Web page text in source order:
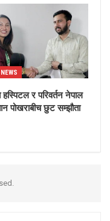
हस्पिटल र परिवर्तन नेपाल
पोखराबीच छुट सम्झौता